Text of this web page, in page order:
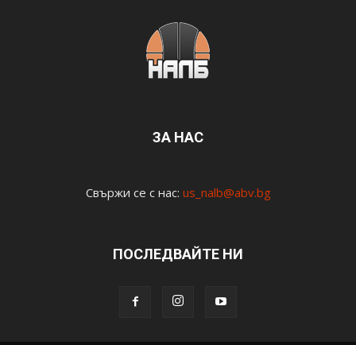
ЗА НАС
Свържи се с нас: us_nalb@abv.bg
ПОСЛЕДВАЙТЕ НИ